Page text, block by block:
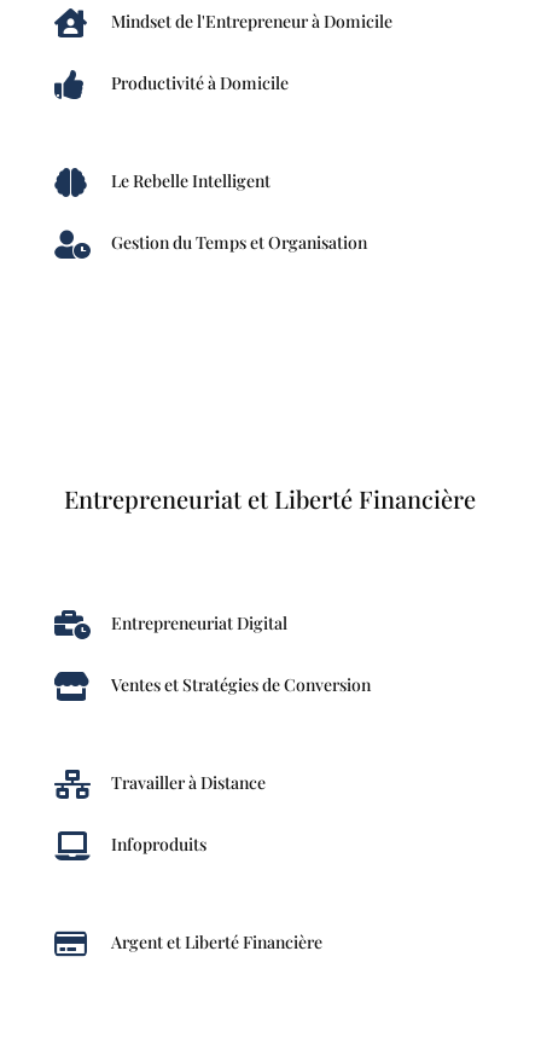
 Mindset de l'Entrepreneur à Domicile
 Productivité à Domicile
 Le Rebelle Intelligent
 Gestion du Temps et Organisation
Entrepreneuriat et Liberté Financière
 Entrepreneuriat Digital
 Ventes et Stratégies de Conversion
 Travailler à Distance
 Infoproduits
 Argent et Liberté Financière